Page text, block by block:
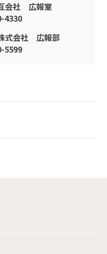
会社 広報室
4330
式会社 広報部
5599